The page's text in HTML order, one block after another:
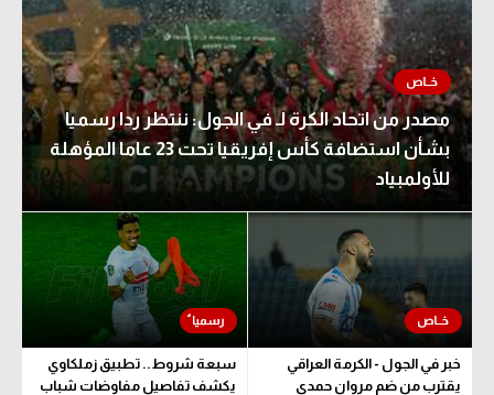
مصدر من اتحاد الكرة لـ في الجول: ننتظر ردا رسميا
بشأن استضافة كأس إفريقيا تحت 23 عاما المؤهلة
للأولمبياد
خبر في الجول - الكرمة العراقي
يقترب من ضم مروان حمدي
سبعة شروط.. تطبيق زملكاوي
يكشف تفاصيل مفاوضات شباب